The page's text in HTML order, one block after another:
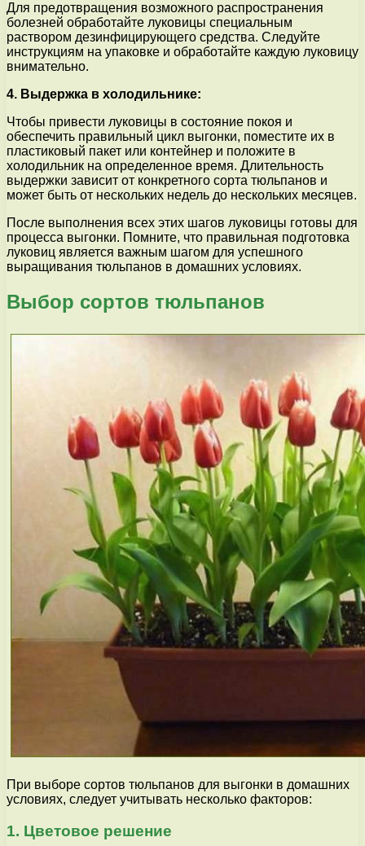
Для предотвращения возможного распространения
болезней обработайте луковицы специальным
раствором дезинфицирующего средства. Следуйте
инструкциям на упаковке и обработайте каждую луковицу
внимательно.
4. Выдержка в холодильнике:
Чтобы привести луковицы в состояние покоя и
обеспечить правильный цикл выгонки, поместите их в
пластиковый пакет или контейнер и положите в
холодильник на определенное время. Длительность
выдержки зависит от конкретного сорта тюльпанов и
может быть от нескольких недель до нескольких месяцев.
После выполнения всех этих шагов луковицы готовы для
процесса выгонки. Помните, что правильная подготовка
луковиц является важным шагом для успешного
выращивания тюльпанов в домашних условиях.
Выбор сортов тюльпанов
При выборе сортов тюльпанов для выгонки в домашних
условиях, следует учитывать несколько факторов:
1. Цветовое решение